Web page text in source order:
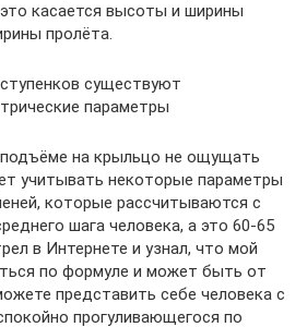
касается высоты и ширины
пролёта.
существуют
параметры
на крыльцо не ощущать
учитывать некоторые параметры
которые рассчитываются с
шага человека, а это 60-65
в Интернете и узнал, что мой
по формуле и может быть от
представить себе человека с
прогуливающегося по